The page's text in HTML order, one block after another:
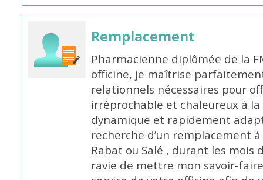
Remplacement
Pharmacienne diplômée de la
officine, je maîtrise
relationnels nécessaires pour
irréprochable et chaleureux à
dynamique et rapidement
recherche d’un remplacement
Rabat ou Salé , durant les mois
ravie de mettre mon savoir-